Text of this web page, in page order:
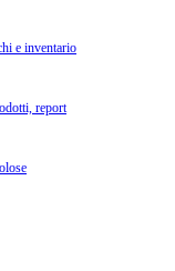
e inventario
report